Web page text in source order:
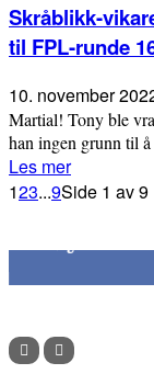
Skråblikk-
til FPL-runde
10. november
Martial! Tony ble
han ingen grunn til
Les mer
123...9Side 1 av 9